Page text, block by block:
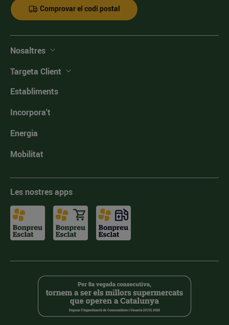
Comprovar el codi postal
Nosaltres
Targeta Client
Establiments
Incorpora't
Energia
Mobilitat
Les nostres apps